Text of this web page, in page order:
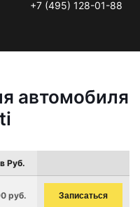
+7 (495) 128-01-88
автомобиля
Руб.
руб. Записаться